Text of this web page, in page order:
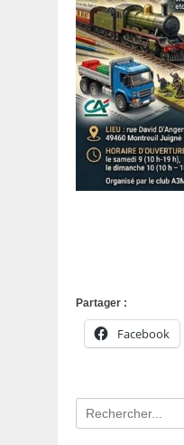
Partager :
Facebook
Recherche
pour